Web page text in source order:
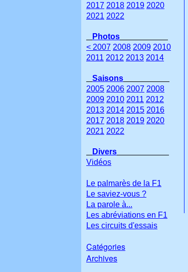
2017 2018 2019 2020
2021 2022
Photos
< 2007 2008 2009 2010
2011 2012 2013 2014
Saisons
2005 2006 2007 2008
2009 2010 2011 2012
2013 2014 2015 2016
2017 2018 2019 2020
2021 2022
Divers
Vidéos
Le palmarès de la F1
Le saviez-vous ?
La parole à...
Les abréviations en F1
Les circuits d'essais
Catégories
Archives